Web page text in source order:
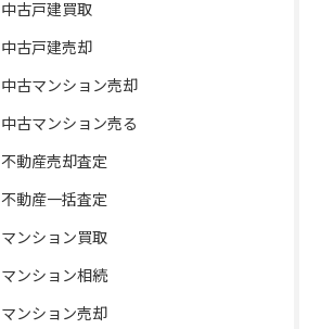
中古戸建買取
中古戸建売却
中古マンション売却
中古マンション売る
不動産売却査定
不動産一括査定
マンション買取
マンション相続
マンション売却